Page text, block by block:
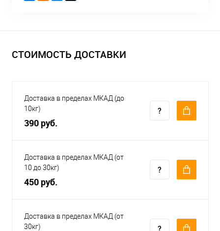
СТОИМОСТЬ ДОСТАВКИ
Доставка в пределах МКАД (до
10кг)
390 руб.
Доставка в пределах МКАД (от
10 до 30кг)
450 руб.
Доставка в пределах МКАД (от
30кг)